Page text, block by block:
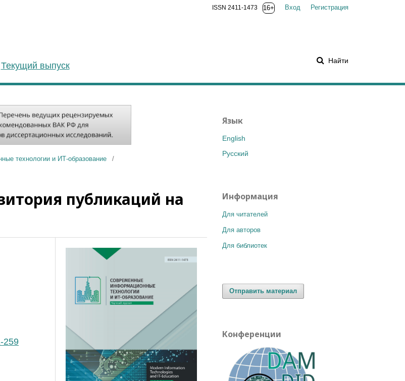
Текущий выпуск Найти
Регистрация
Вход
ISSN 2411-1473 16+
технологии и ИТ-образование
/
публикаций на
259
Язык
English
Русский
Информация
Для читателей
Для авторов
Для библиотек
Отправить материал
Конференции